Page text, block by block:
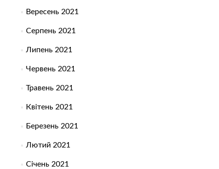
Вересень 2021
Серпень 2021
Липень 2021
Червень 2021
Травень 2021
Квітень 2021
Березень 2021
Лютий 2021
Січень 2021